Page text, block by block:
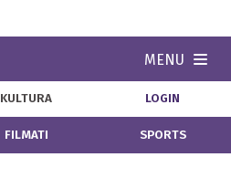
MENU
KULTURA LOGIN
FILMATI SPORTS